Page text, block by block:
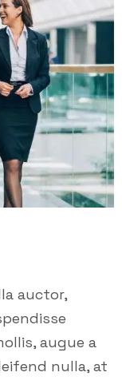
auctor,
augue a
nulla, at